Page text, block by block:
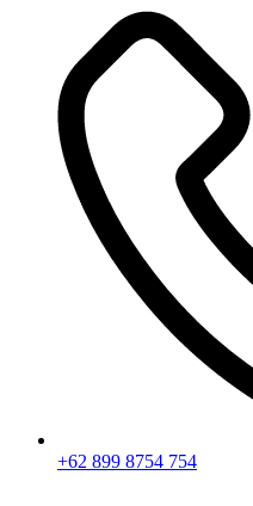
+62 899 8754 754